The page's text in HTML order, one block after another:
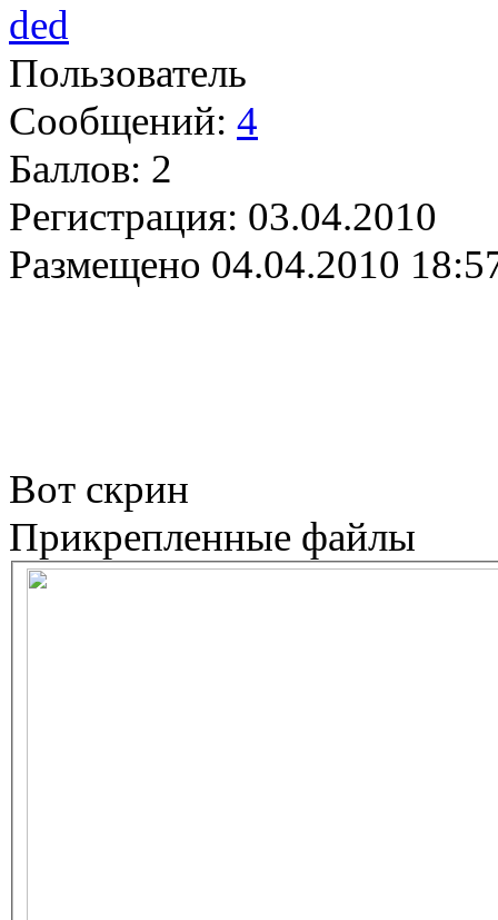
ded
Пользователь
Сообщений: 4
Баллов: 2
Регистрация: 03.04.2010
Размещено 04.04.2010
Вот скрин
Прикрепленные файлы